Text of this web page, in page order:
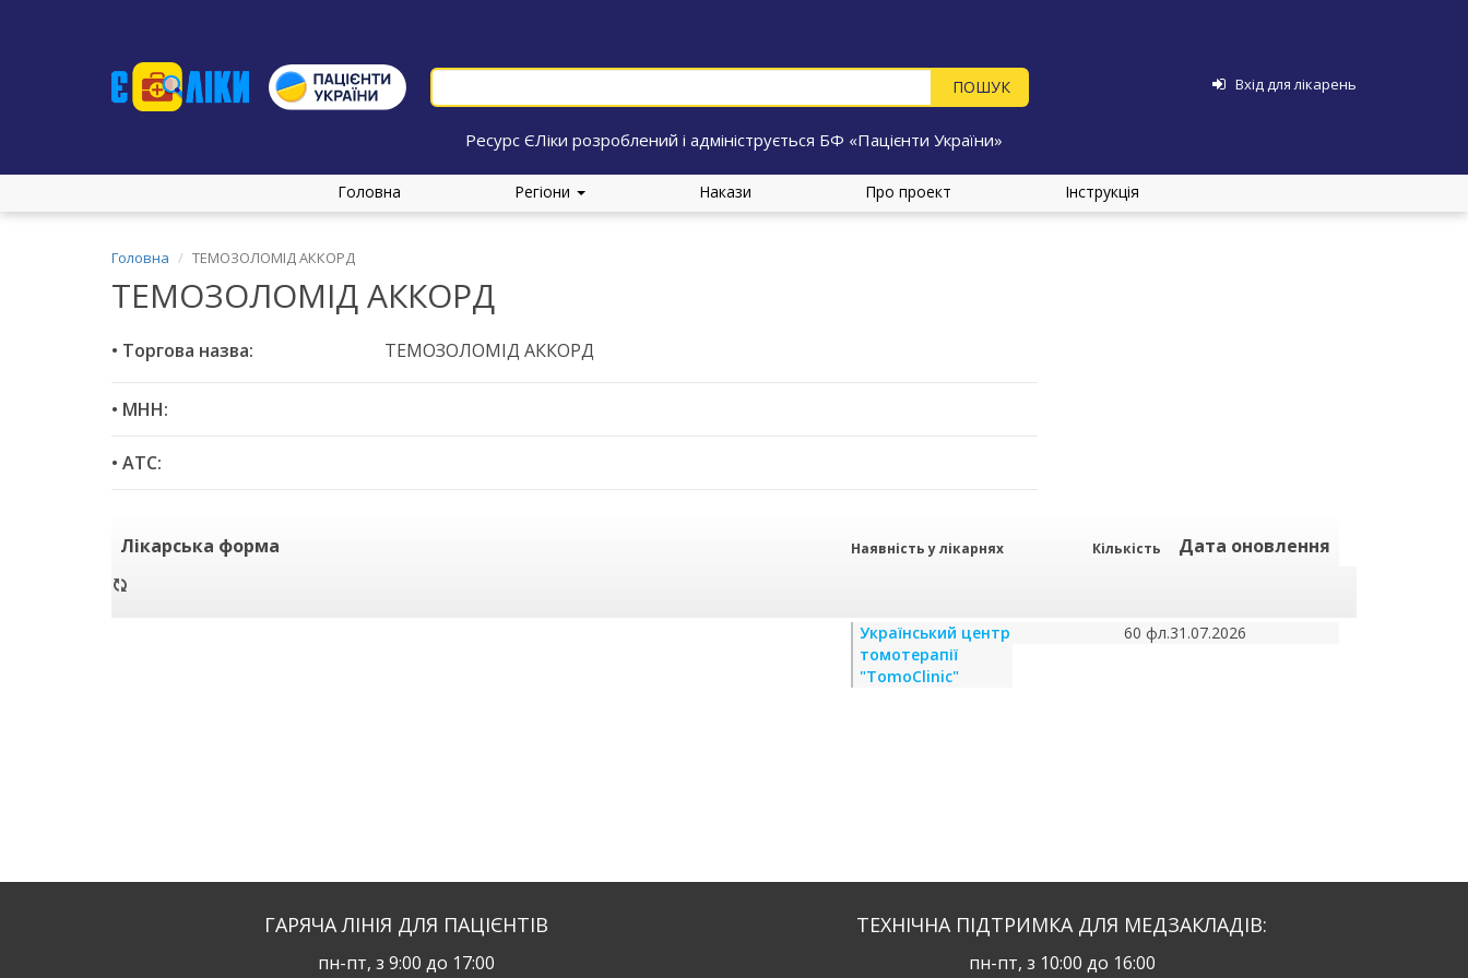
Вхід для лікарень
Ресурс ЄЛіки розроблений і адмініструється БФ «Пацієнти України»
Головна Регіони Накази Про проект Інструкція
Головна ТЕМОЗОЛОМІД АККОРД
ТЕМОЗОЛОМІД АККОРД
• Торгова назва: ТЕМОЗОЛОМІД АККОРД
• МНН:
• ATC:
Лікарська форма Наявність у лікарнях Кількість Дата оновлення
Український центр
томотерапії
"TomoClinic"
60 фл.31.07.2026
ГАРЯЧА ЛІНІЯ ДЛЯ ПАЦІЄНТІВ
пн-пт, з 9:00 до 17:00
ТЕХНІЧНА ПІДТРИМКА ДЛЯ МЕДЗАКЛАДІВ:
пн-пт, з 10:00 до 16:00